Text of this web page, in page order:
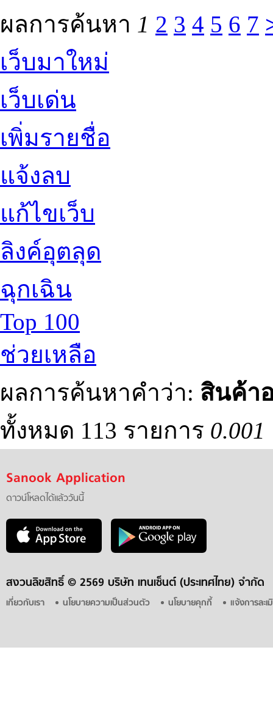
ผลการค้นหา 1 2 3 4 5 6 7
เว็บมาใหม่
เว็บเด่น
เพิ่มรายชื่อ
แจ้งลบ
แก้ไขเว็บ
ลิงค์อุตลุด
ฉุกเฉิน
Top 100
ช่วยเหลือ
ผลการค้นหาคำว่า: สินค้า
ทั้งหมด 113 รายการ
Sanook Application
ดาวน์โหลดได้แล้ววันนี้
สงวนลิขสิทธิ์ © 2569 บริษัท เทนเซ็นต์ (ประเทศไทย) จำกัด
เกี่ยวกับเรา นโยบายความเป็นส่วนตัว นโยบายคุกกี้ แจ้งการละ